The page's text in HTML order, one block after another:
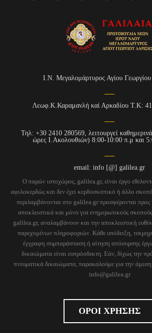
Ι.Ν. Μεγαλομάρτυρος Αγίου Γεωργίου
Λεωφ.Κ.Καραμανλή καί Αρκαδίου Τ.Κ:
Τηλ: +30 2410 280569, λειτουργεί
ώρες Ι.Ακολουθιών) 8:00-10:00 π.μ και
email: info [@] galilea.gr
Ο παρών ιστοχώρος, galilea.gr, είναι έργο
αφιλοκερδώς και δεν έχει κερδοσκοπικό ή άλλο
περιλαμβάνονται στο galilea.gr προσφέρονται προς
αποκλειστικά και μόνο για ενημερωτικούς
galilea.gr, αναλαμβάνουν και την αποκλειστική
παρεχομένων πληροφοριών. Κάθε υπόδειξη,
έγγραφη συμπαράσταση ή αίτηση απόσυρσης
δικαιώματα είναι ευπρόσδεκτη. Εάν, δίχως την
πνευματικά δικαιώματα, παρακαλούμε για την
info@galilea.gr
ΟΡΟΙ ΧΡΗΣΗΣ